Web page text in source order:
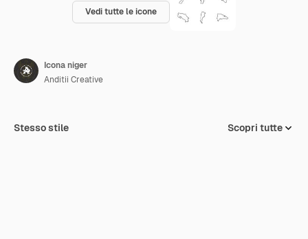
Vedi tutte le icone
Icona niger
Anditii Creative
Stesso stile Scopri tutte